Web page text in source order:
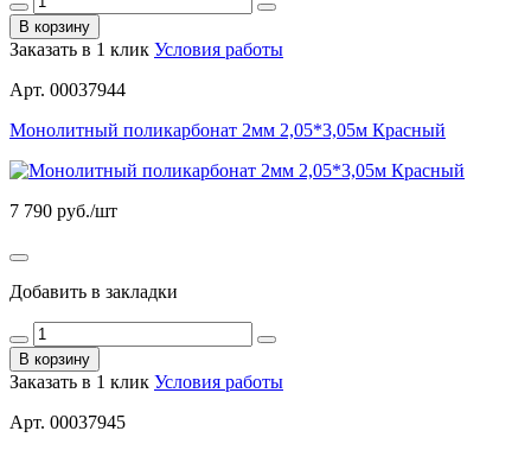
В корзину
Заказать в 1 клик Условия работы
Арт. 00037944
Монолитный поликарбонат 2мм 2,05*3,05м Красный
7 790 руб./шт
Добавить в закладки
В корзину
Заказать в 1 клик Условия работы
Арт. 00037945